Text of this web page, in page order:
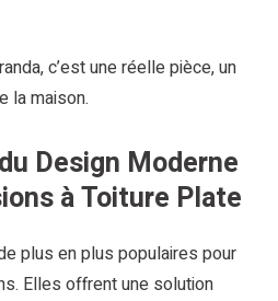
c’est une réelle pièce, un
la maison.
Design Moderne
à Toiture Plate
plus en plus populaires pour
Elles offrent une solution